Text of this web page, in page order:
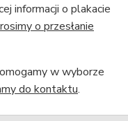
informacji o plakacie
o przesłanie
w wyborze
do kontaktu.